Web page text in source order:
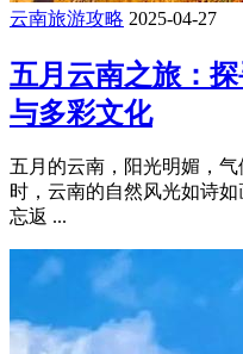
云南旅游攻略 2025-04-27
五月云南之旅：
与多彩文化
五月的云南，阳光明媚，
时，云南的自然风光如诗
忘返 ...